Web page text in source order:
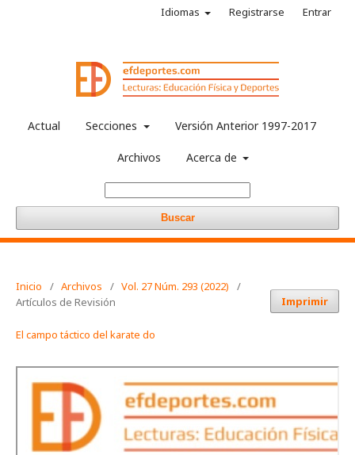
Actual Secciones Versión Anterior 1997-2017
Archivos Acerca de
Buscar
Idiomas Registrarse Entrar
Inicio / Archivos / Vol. 27 Núm. 293 (2022)
/
Artículos de Revisión
Imprimir
El campo táctico del karate do